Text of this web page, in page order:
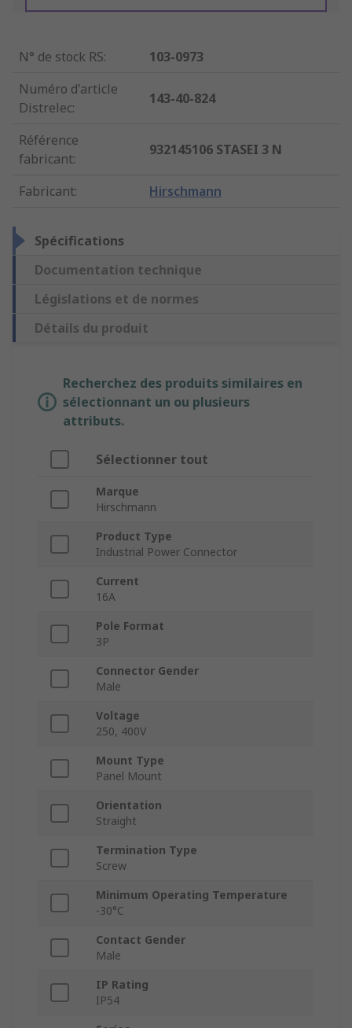
N° de stock RS:
103-0973
Numéro d'article
Distrelec:
143-40-824
Référence
fabricant:
932145106 STASEI 3 N
Fabricant: Hirschmann
Spécifications
Documentation technique
Législations et de normes
Détails du produit
Recherchez des produits similaires en
sélectionnant un ou plusieurs
attributs.
Sélectionner tout
Marque
Hirschmann
Product Type
Industrial Power Connector
Current
16A
Pole Format
3P
Connector Gender
Male
Voltage
250, 400V
Mount Type
Panel Mount
Orientation
Straight
Termination Type
Screw
Minimum Operating Temperature
-30°C
Contact Gender
Male
IP Rating
IP54